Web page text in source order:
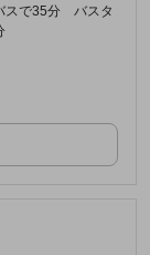
スで35分 バスタ